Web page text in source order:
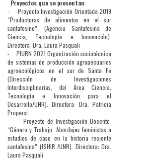
Proyectos que se presentan:
-
Proyecto Investigación Orientada 2019
“Productoras de alimentos en el sur
santafesino”, (Agencia Santafesina de
Ciencia, Tecnología e Innovación).
Directora: Dra. Laura Pasquali
-
PIURN 2021 Organización sociotécnica
de sistemas de producción agropecuarios
agroecológicos en el sur de Santa Fe
(Dirección de Investigaciones
Interdisciplinarias, del Área Ciencia,
Tecnología e Innovación para el
Desarrollo/UNR). Directora: Dra. Patricia
Propersi
-
Proyecto de Investigación Docente:
“Género y Trabajo. Abordajes feministas a
estudios de caso en la historia reciente
santafesina” (ISHIR /UNR). Directora: Dra.
Laura Pasquali